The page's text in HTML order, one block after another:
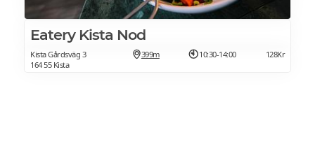
Eatery Kista Nod
Kista Gårdsväg 3
164 55 Kista
399m 10:30-14:00 128Kr